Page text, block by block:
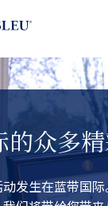
的众多
发生在蓝带国